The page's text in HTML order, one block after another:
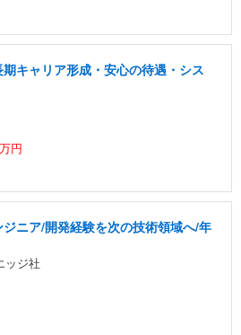
キャリア形成・安心の待遇・シス
円
ニア/開発経験を次の技術領域へ/年
ッジ社